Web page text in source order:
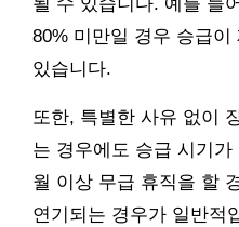
80% 미만일 경우 승급
있습니다.
또한, 특별한 사유 없이
는 경우에도 승급 시기
월 이상 무급 휴직을 할
연기되는 경우가 일반적